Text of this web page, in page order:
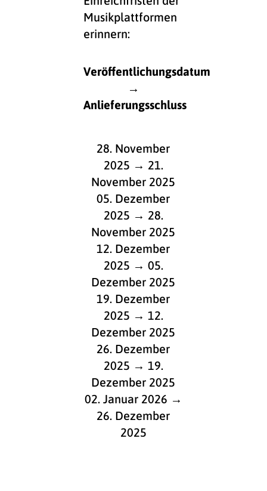
Musikplattformen
erinnern:
Veröffentlichungsdatum
→
Anlieferungsschluss
28. November
2025 → 21.
November 2025
05. Dezember
2025 → 28.
November 2025
12. Dezember
2025 → 05.
Dezember 2025
19. Dezember
2025 → 12.
Dezember 2025
26. Dezember
2025 → 19.
Dezember 2025
02. Januar 2026 →
26. Dezember
2025